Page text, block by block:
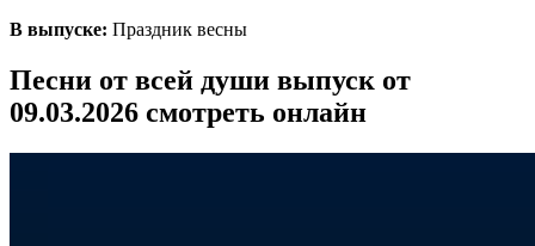
В выпуске: Праздник весны
Песни от всей души выпуск от
09.03.2026 смотреть онлайн